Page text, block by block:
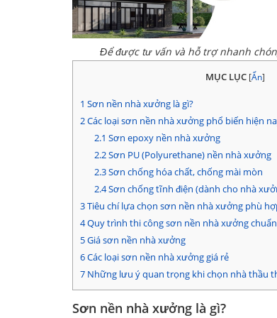
Để được tư vấn và hỗ trợ nhanh
MỤC LỤC [Ẩn]
1 Sơn nền nhà xưởng là gì?
2Các loại sơn nền nhà xưởng phổ biến hiện
2.1 Sơn epoxy nền nhà xưởng
2.2Sơn PU (Polyurethane) nền nhà xưởng
2.3Sơn chống hóa chất, chống mài mòn
2.4Sơn chống tĩnh điện (dành cho nhà
3Tiêu chí lựa chọn sơn nền nhà xưởng phù
4Quy trình thi công sơn nền nhà xưởng
5Giá sơn nền nhà xưởng
6Các loại sơn nền nhà xưởng giá rẻ
7 Những lưu ý quan trọng khi chọn nhà thầu
Sơn nền nhà xưởng là gì?